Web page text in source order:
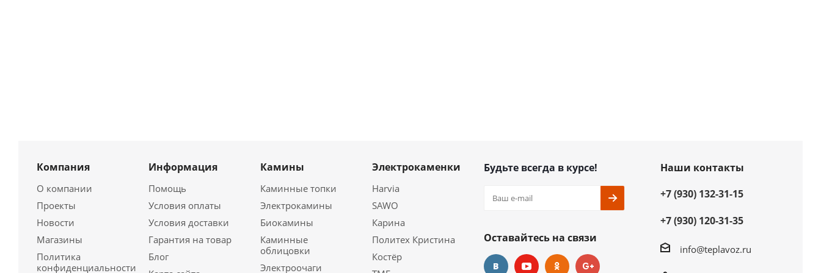
Компания
О компании
Проекты
Новости
Магазины
Политика
конфиденциальности
Информация
Помощь
Условия оплаты
Условия доставки
Гарантия на товар
Блог
Камины
Каминные топки
Электрокамины
Биокамины
Каминные
облицовки
Электроочаги
Электрокаменки
Harvia
SAWO
Карина
Политех Кристина
Костёр
Будьте всегда в курсе!
Оставайтесь на связи
Наши контакты
+7 (930) 132-31-15
+7 (930) 120-31-35
info@teplavoz.ru